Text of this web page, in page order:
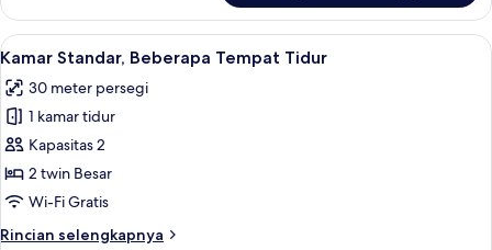
Kamar
Standar,
Beberapa
Tidur
(Airport
View)
Lihat
semua
foto
untuk
Kamar
Standar,
Beberapa
Selimut bulu angsa, brankas, dan
4
Kamar Standar, Beberapa Tempat Tidur
30 meter persegi
1 kamar tidur
Kapasitas 2
2 twin Besar
Wi-Fi Gratis
Rincian selengkapnya
Rincian